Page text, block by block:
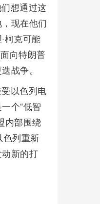
想通过这
现在他们
柯克可能
向特朗普
战争。
以色列电
个“低智
内部围绕
列重新
新的打